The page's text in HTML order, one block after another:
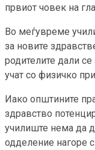
првиот човек на
Во меѓувреме
за новите
родителите дали
учат со физичко
Иако општините
здравство
училиште нема да
одделение нагоре